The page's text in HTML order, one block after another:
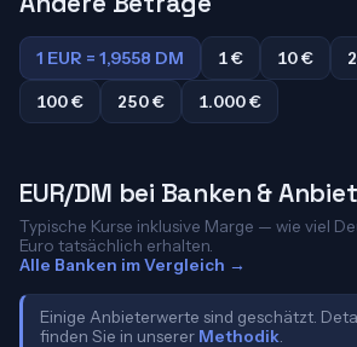
1 EUR = 1,9558 DM 1 € 10 €
100 €
250 € 1.000 €
EUR/DM bei Banken &
Typische Kurse inklusive Marge — wie viel
Euro tatsächlich erhalten.
Alle Banken im Vergleich →
Einige Anbieterwerte sind geschätzt.
finden Sie in unserer Methodik